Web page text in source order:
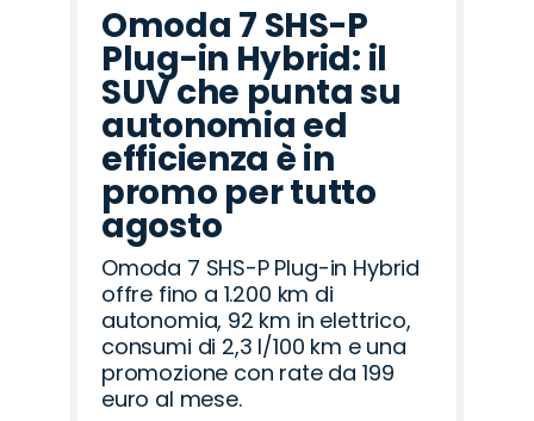
Omoda 7 SHS-P
Plug-in Hybrid: il
SUV che punta su
autonomia ed
efficienza è in
promo per tutto
agosto
Omoda 7 SHS-P Plug-in Hybrid
offre fino a 1.200 km di
autonomia, 92 km in elettrico,
consumi di 2,3 l/100 km e una
promozione con rate da 199
euro al mese.